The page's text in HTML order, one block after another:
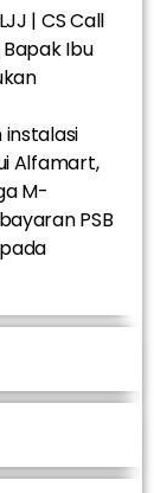
| CS Call
Ibu
Alfamart,
M-
PSB